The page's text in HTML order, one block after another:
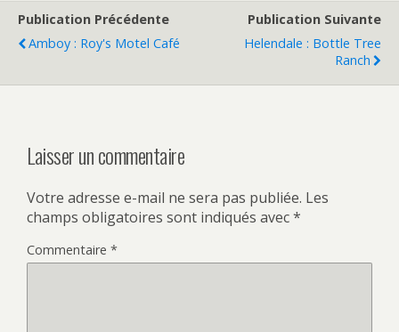
Publication Précédente
Amboy : Roy's Motel Café
Publication Suivante
Helendale : Bottle Tree
Ranch
Laisser un commentaire
Votre adresse e-mail ne sera pas publiée. Les
champs obligatoires sont indiqués avec*
Commentaire *